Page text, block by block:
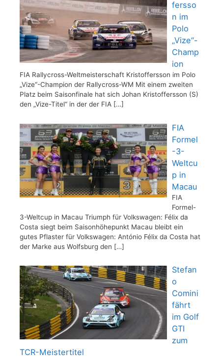
fersso
n im
Polo
„Vize“-
Champ
ion
FIA Rallycross-Weltmeisterschaft Kristoffersson im Polo
„Vize“-Champion der Rallycross-WM Mit einem zweiten
Platz beim Saisonfinale hat sich Johan Kristoffersson (S)
den „Vize-Titel“ in der der FIA […]
FIA
Formel
-3-
Weltcu
p in
Macau
FIA
Formel-
3-Weltcup in Macau Triumph für Volkswagen: Félix da
Costa siegt beim Saisonhöhepunkt Macau bleibt ein
gutes Pflaster für Volkswagen: António Félix da Costa hat
der Marke aus Wolfsburg den […]
Stefan
o
Comini
fährt
im Golf
GTI
zum
TCR-Meistertitel